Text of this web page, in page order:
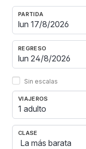
PARTIDA
REGRESO
Sin escalas
VIAJEROS
1 adulto
CLASE